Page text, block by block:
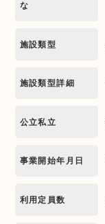
な
施設類型
施設類型詳細
公立私立
事業開始年月日
利用定員数